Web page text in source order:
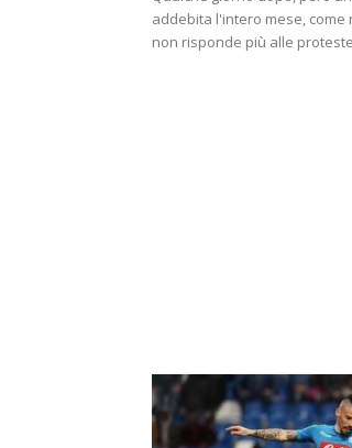
addebita l'intero mese, come
non risponde più alle